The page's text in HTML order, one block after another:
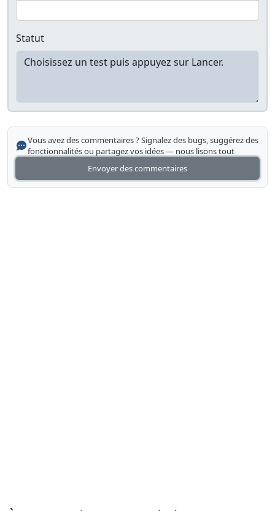
Statut
Vous avez des commentaires ? Signalez des bugs, suggérez des
fonctionnalités ou partagez vos idées — nous lisons tout
Envoyer des commentaires